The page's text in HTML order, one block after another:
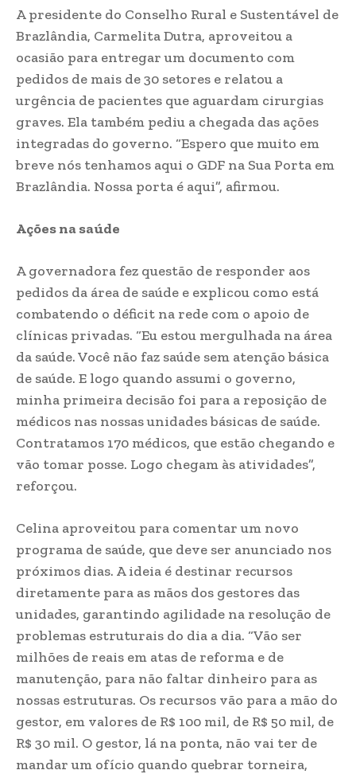
A presidente do Conselho Rural e Sustentável de
Brazlândia, Carmelita Dutra, aproveitou a
ocasião para entregar um documento com
pedidos de mais de 30 setores e relatou a
urgência de pacientes que aguardam cirurgias
graves. Ela também pediu a chegada das ações
integradas do governo. “Espero que muito em
breve nós tenhamos aqui o GDF na Sua Porta em
Brazlândia. Nossa porta é aqui”, afirmou.
Ações na saúde
A governadora fez questão de responder aos
pedidos da área de saúde e explicou como está
combatendo o déficit na rede com o apoio de
clínicas privadas. “Eu estou mergulhada na área
da saúde. Você não faz saúde sem atenção básica
de saúde. E logo quando assumi o governo,
minha primeira decisão foi para a reposição de
médicos nas nossas unidades básicas de saúde.
Contratamos 170 médicos, que estão chegando e
vão tomar posse. Logo chegam às atividades”,
reforçou.
Celina aproveitou para comentar um novo
programa de saúde, que deve ser anunciado nos
próximos dias. A ideia é destinar recursos
diretamente para as mãos dos gestores das
unidades, garantindo agilidade na resolução de
problemas estruturais do dia a dia. “Vão ser
milhões de reais em atas de reforma e de
manutenção, para não faltar dinheiro para as
nossas estruturas. Os recursos vão para a mão do
gestor, em valores de R$ 100 mil, de R$ 50 mil, de
R$ 30 mil. O gestor, lá na ponta, não vai ter de
mandar um ofício quando quebrar torneira,